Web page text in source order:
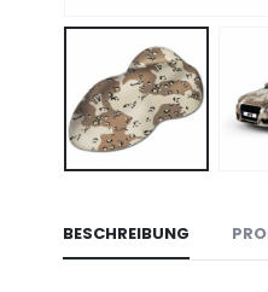
BESCHREIBUNG